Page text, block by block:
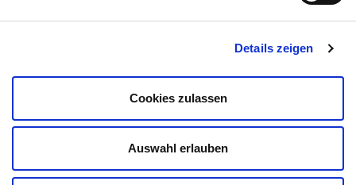
Details zeigen
Cookies zulassen
Auswahl erlauben
Zuletzt aktualisiert am 20. Januar 2023 um 21:11
30 enzymatische Schritte in
Hefe implantiert
Viele Substanzen, die wir in der Medizin, der